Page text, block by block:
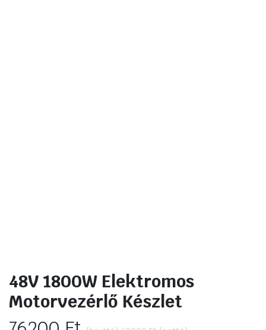
48V 1800W Elektromos
Motorvezérlő Készlet